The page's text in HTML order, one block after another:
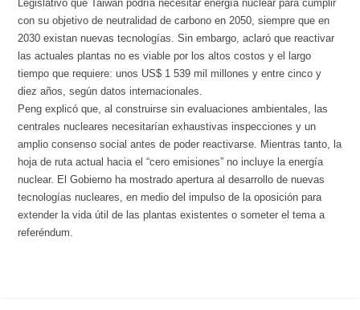
Legislativo que Taiwán podría necesitar energía nuclear para cumplir
con su objetivo de neutralidad de carbono en 2050, siempre que en
2030 existan nuevas tecnologías. Sin embargo, aclaró que reactivar
las actuales plantas no es viable por los altos costos y el largo
tiempo que requiere: unos US$ 1 539 mil millones y entre cinco y
diez años, según datos internacionales.
Peng explicó que, al construirse sin evaluaciones ambientales, las
centrales nucleares necesitarían exhaustivas inspecciones y un
amplio consenso social antes de poder reactivarse. Mientras tanto, la
hoja de ruta actual hacia el “cero emisiones” no incluye la energía
nuclear. El Gobierno ha mostrado apertura al desarrollo de nuevas
tecnologías nucleares, en medio del impulso de la oposición para
extender la vida útil de las plantas existentes o someter el tema a
referéndum.